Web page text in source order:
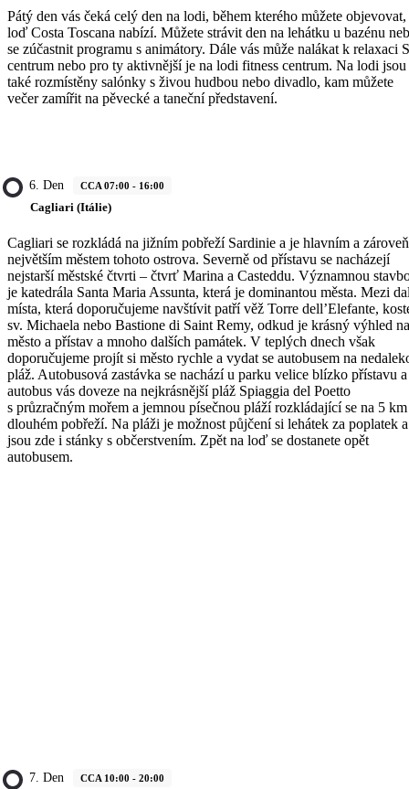
Pátý den vás čeká celý den na lodi, během kterého můžete
loď Costa Toscana nabízí. Můžete strávit den na lehátku u bazénu
se zúčastnit programu s animátory. Dále vás může nalákat k relaxaci
centrum nebo pro ty aktivnější je na lodi fitness centrum. Na lodi jsou
také rozmístěny salónky s živou hudbou nebo divadlo, kam můžete
večer zamířit na pěvecké a taneční představení.
6. Den CCA 07:00 - 16:00
Cagliari (Itálie)
Cagliari se rozkládá na jižním pobřeží Sardinie a je hlavním a zároveň
největším městem tohoto ostrova. Severně od přístavu se nacházejí
nejstarší městské čtvrti – čtvrť Marina a Casteddu. Významnou
je katedrála Santa Maria Assunta, která je dominantou města. Mezi
místa, která doporučujeme navštívit patří věž Torre dell’Elefante,
sv. Michaela nebo Bastione di Saint Remy, odkud je krásný výhled na
město a přístav a mnoho dalších památek. V teplých dnech však
doporučujeme projít si město rychle a vydat se autobusem na
pláž. Autobusová zastávka se nachází u parku velice blízko přístavu a
autobus vás doveze na nejkrásnější pláž Spiaggia del Poetto
s průzračným mořem a jemnou písečnou pláží rozkládající se na 5 km
dlouhém pobřeží. Na pláži je možnost půjčení si lehátek za poplatek a
jsou zde i stánky s občerstvením. Zpět na loď se dostanete opět
autobusem.
7. Den CCA 10:00 - 20:00